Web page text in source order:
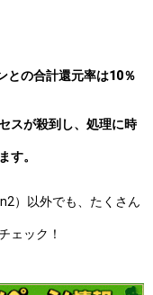
の合計還元率は10％
スが殺到し、処理に時
す。
）以外でも、たくさん
ェック！